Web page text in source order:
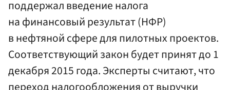
поддержал введение налога
на финансовый результат (НФР)
в нефтяной сфере для пилотных проектов.
Соответствующий закон будет принят до 1
декабря 2015 года. Эксперты считают, что